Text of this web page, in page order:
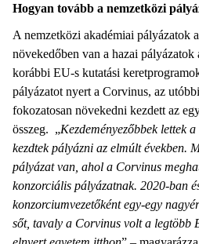
Hogyan tovább a nemzetközi
A nemzetközi akadémiai pályázatok
növekedőben van a hazai pályázatok
korábbi EU-s kutatási
pályázatot nyert a Corvinus, az
fokozatosan növekedni kezdett az
összeg. „Kezdeményezőbbek lettek
kezdtek pályázni az elmúlt években.
pályázat van, ahol a Corvinus
konzorciális pályázatnak. 2020-ban
konzorciumvezetőként egy-egy
sőt, tavaly a Corvinus volt a legtöbb